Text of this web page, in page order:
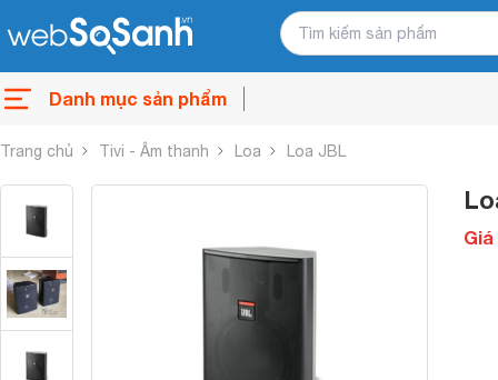
Danh mục sản phẩm
Trang chủ Tivi - Âm thanh Loa Loa JBL
Giá